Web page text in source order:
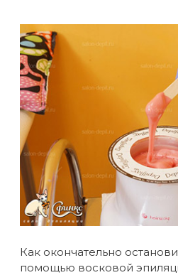
Как окончательно
помощью восковой